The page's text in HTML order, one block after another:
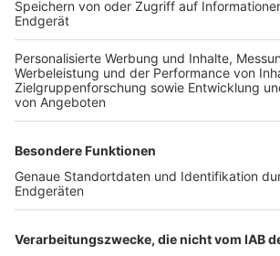
TOP-VEREINE
TOP-PARTNER